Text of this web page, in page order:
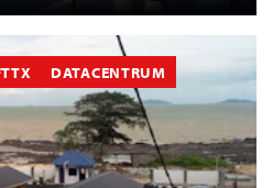
DATACENTRUM